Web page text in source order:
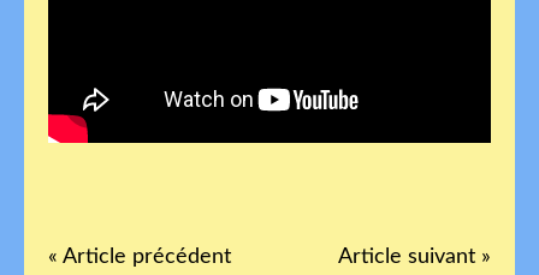
« Article précédent Article suivant »